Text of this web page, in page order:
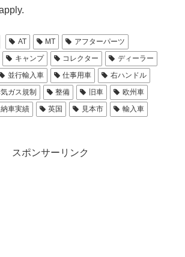
AT MT
アフターパーツ
キャンプ コレクター
ディーラー
並行輸入車 仕事用車
右ハンドル
ガス規制 整備 旧車
欧州車
納車実績 英国 見本市
輸入車
スポンサーリンク